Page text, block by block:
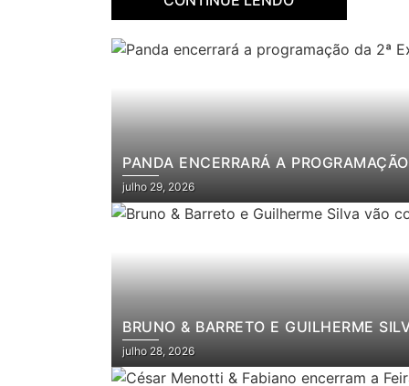
PANDA ENCERRARÁ A
julho 29, 2026
BRUNO & BARRETO E GUILHERME
julho 28, 2026